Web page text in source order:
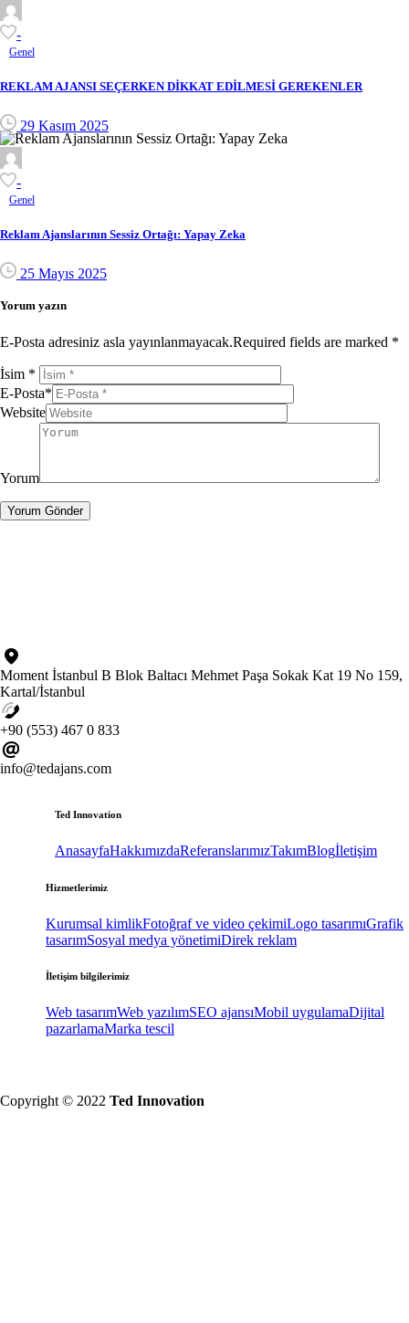
-
Genel
REKLAM AJANSI SEÇERKEN DİKKAT EDİLMESİ GEREKENLER
29 Kasım 2025
-
Genel
Reklam Ajanslarının Sessiz Ortağı: Yapay Zeka
25 Mayıs 2025
Yorum yazın
E-Posta adresiniz asla yayınlanmayacak.Required fields are marked *
İsim *
E-Posta*
Website
Yorum
Moment İstanbul B Blok Baltacı Mehmet Paşa Sokak Kat 19 No 159,
Kartal/İstanbul
+90 (553) 467 0 833
info@tedajans.com
Ted Innovation
AnasayfaHakkımızdaReferanslarımızTakımBlogİletişim
Hizmetlerimiz
Kurumsal kimlikFotoğraf ve video çekimiLogo tasarımıGrafik
tasarımSosyal medya yönetimiDirek reklam
İletişim bilgilerimiz
Web tasarımWeb yazılımSEO ajansıMobil uygulamaDijital
pazarlamaMarka tescil
Copyright © 2022 Ted Innovation